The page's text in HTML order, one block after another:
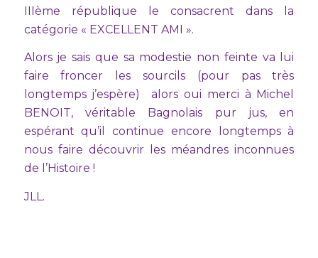
IIIème république le consacrent dans la
catégorie « EXCELLENT AMI ».
Alors je sais que sa modestie non feinte va lui
faire froncer les sourcils (pour pas très
longtemps j’espère) alors oui merci à Michel
BENOIT, véritable Bagnolais pur jus, en
espérant qu’il continue encore longtemps à
nous faire découvrir les méandres inconnues
de l’Histoire !
JLL.